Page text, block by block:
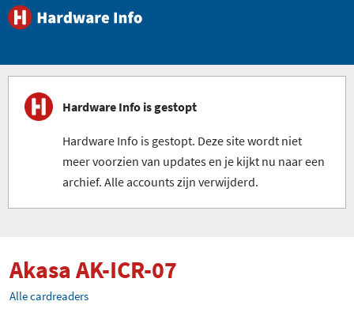
Hardware Info is gestopt
Hardware Info is gestopt. Deze site wordt niet
meer voorzien van updates en je kijkt nu naar een
archief. Alle accounts zijn verwijderd.
Akasa AK-ICR-07
Alle cardreaders